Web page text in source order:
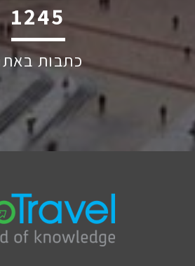
2264
כתבות